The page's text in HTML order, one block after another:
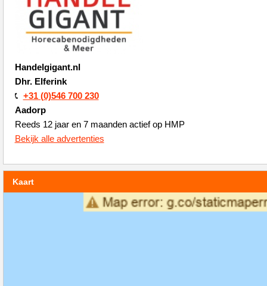
Handelgigant.nl
Dhr. Elferink
+31 (0)546 700 230
Aadorp
Reeds 12 jaar en 7 maanden actief op HMP
Bekijk alle advertenties
Kaart